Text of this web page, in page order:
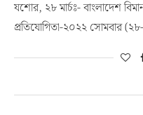
যশোর, ২৮ মার্চঃ- বাংলাদেশ
প্রতিযোগিতা-২০২২ সোমবার